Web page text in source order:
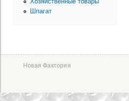
Шпагат
Новая Фактория